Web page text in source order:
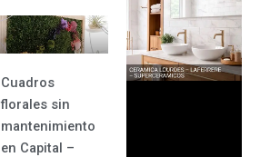
Cuadros
florales sin
mantenimiento
en Capital –